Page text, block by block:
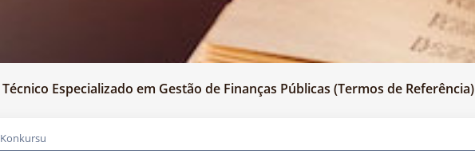
Técnico Especializado em Gestão de Finanças Públicas (Termos de Referência)
Konkursu